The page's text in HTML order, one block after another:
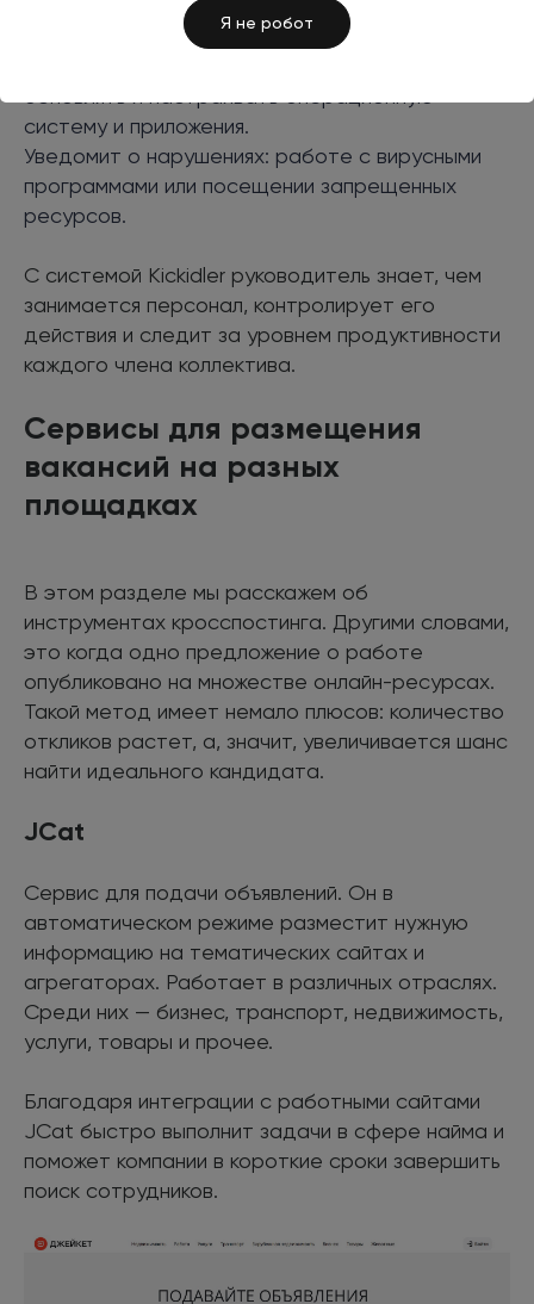
Я не робот
Предоставит удаленный доступ к компьютеру,
позволит дистанционно управлять мышью и
систему и приложения.
Уведомит о нарушениях: работе с вирусными
программами или посещении запрещенных
ресурсов.
С системой Kickidler руководитель знает, чем
занимается персонал, контролирует его
действия и следит за уровнем продуктивности
каждого члена коллектива.
Сервисы для размещения
вакансий на разных
площадках
В этом разделе мы расскажем об
инструментах кросспостинга. Другими словами,
это когда одно предложение о работе
опубликовано на множестве онлайн-ресурсах.
Такой метод имеет немало плюсов: количество
откликов растет, а, значит, увеличивается шанс
найти идеального кандидата.
JCat
Сервис для подачи объявлений. Он в
автоматическом режиме разместит нужную
информацию на тематических сайтах и
агрегаторах. Работает в различных отраслях.
Среди них — бизнес, транспорт, недвижимость,
услуги, товары и прочее.
Благодаря интеграции с работными сайтами
JCat быстро выполнит задачи в сфере найма и
поможет компании в короткие сроки завершить
поиск сотрудников.